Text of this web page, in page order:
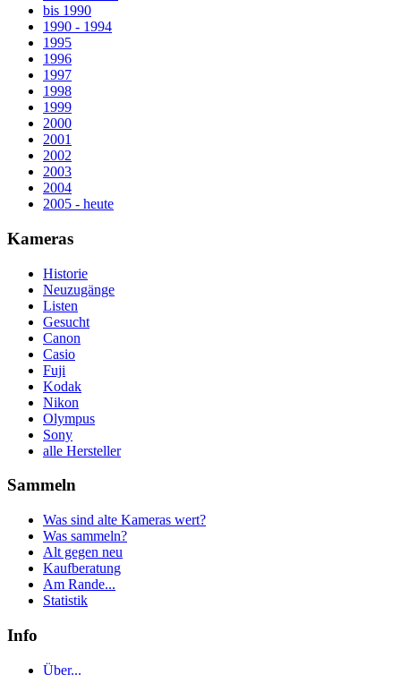
bis 1990
1990 - 1994
1995
1996
1997
1998
1999
2000
2001
2002
2003
2004
2005 - heute
Kameras
Historie
Neuzugänge
Listen
Gesucht
Canon
Casio
Fuji
Kodak
Nikon
Olympus
Sony
alle Hersteller
Sammeln
Was sind alte Kameras wert?
Was sammeln?
Alt gegen neu
Kaufberatung
Am Rande...
Statistik
Info
Über...